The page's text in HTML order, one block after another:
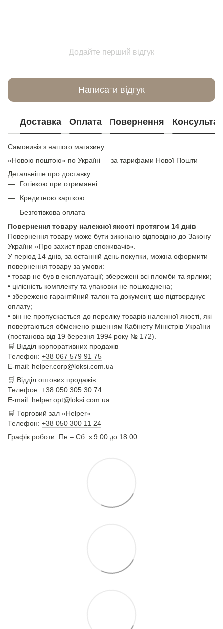
Додайте перший відгук
Написати відгук
Доставка Оплата Повернення
Самовивіз з нашого магазину.
«Новою поштою» по Україні — за тарифами Нової Пошти
Детальніше про доставку
Готівкою при отриманні
Кредитною карткою
Безготівкова оплата
Повернення товару належної якості протягом 14 днів
Повернення товару може бути виконано відповідно до Закону
України «Про захист прав споживачів».
У період 14 днів, за останній день покупки, можна оформити
повернення товару за умови:
• товар не був в експлуатації; збережені всі пломби та ярлики;
• цілісність комплекту та упаковки не пошкоджена;
• збережено гарантійний талон та документ, що підтверджує
оплату;
• він не пропускається до переліку товарів належної якості, які
повертаються обмежено рішенням Кабінету Міністрів України
(постанова від 19 березня 1994 року № 172).
🛒 Відділ корпоративних продажів
Телефон: +38 067 579 91 75
E-mail: helper.corp@loksi.com.ua
🛒 Відділ оптових продажів
Телефон: +38 050 305 30 74
E-mail: helper.opt@loksi.com.ua
🛒 Торговий зал «Helper»
Телефон: +38 050 300 11 24
Графік роботи: Пн – Сб з 9:00 до 18:00